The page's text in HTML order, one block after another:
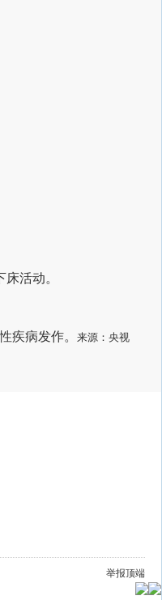
活动。
疾病发作。 来源： 央视
举报顶端